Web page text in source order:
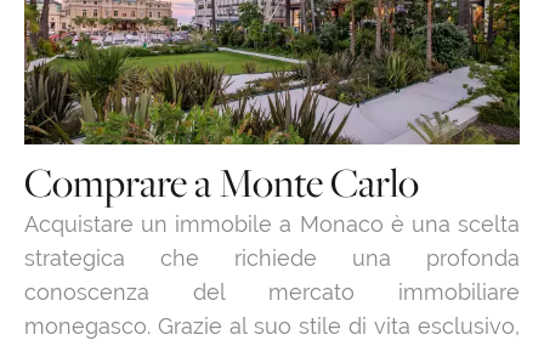
Comprare a Monte Carlo
Acquistare un immobile a Monaco è una scelta
strategica che richiede una profonda
conoscenza del mercato immobiliare
monegasco. Grazie al suo stile di vita esclusivo,